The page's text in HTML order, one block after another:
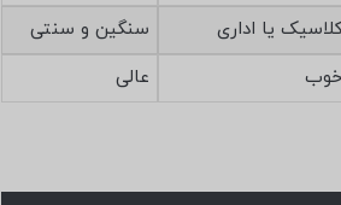
یا اداری
سنگین و سنتی
خوب عالی